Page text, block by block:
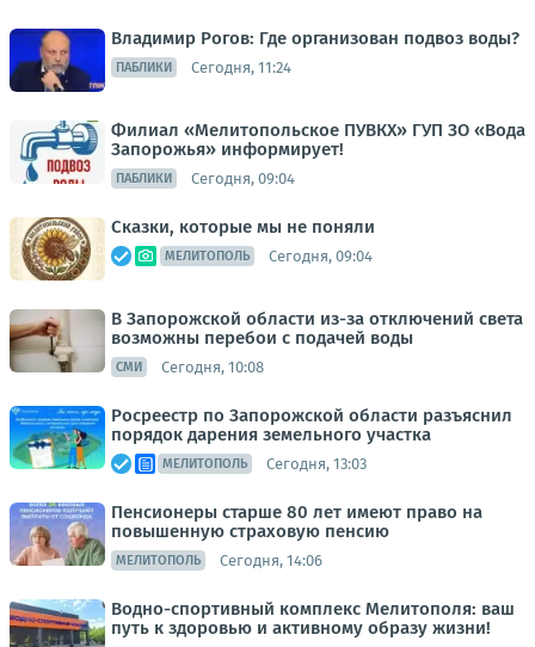
Владимир Рогов: Где организован подвоз воды?
ПАБЛИКИ Сегодня, 11:24
Филиал «Мелитопольское ПУВКХ» ГУП ЗО «Вода
Запорожья» информирует!
ПАБЛИКИ Сегодня, 09:04
Сказки, которые мы не поняли
МЕЛИТОПОЛЬ Сегодня, 09:04
В Запорожской области из-за отключений света
возможны перебои с подачей воды
СМИ Сегодня, 10:08
Росреестр по Запорожской области разъяснил
порядок дарения земельного участка
МЕЛИТОПОЛЬ Сегодня, 13:03
Пенсионеры старше 80 лет имеют право на
повышенную страховую пенсию
МЕЛИТОПОЛЬ Сегодня, 14:06
Водно-спортивный комплекс Мелитополя: ваш
путь к здоровью и активному образу жизни!